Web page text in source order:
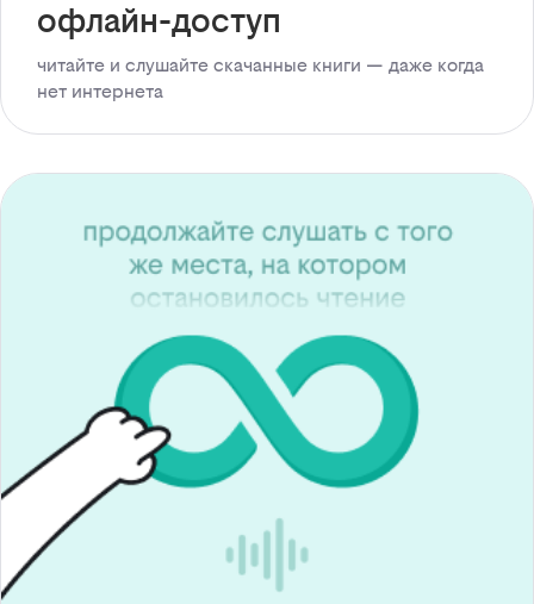
офлайн-доступ
читайте и слушайте скачанные книги — даже когда
нет интернета